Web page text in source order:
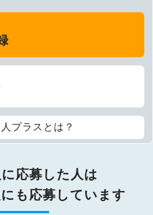
プラスとは？
応募した人は
も応募しています